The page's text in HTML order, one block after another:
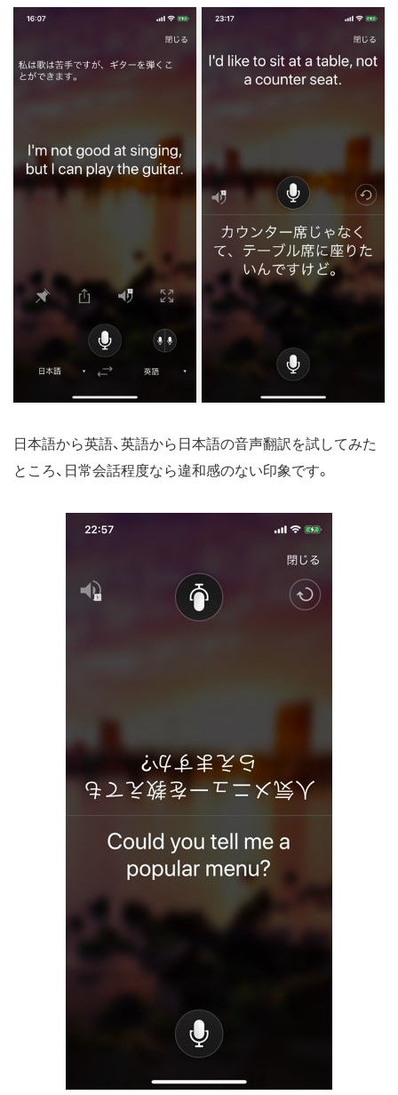
日本語から英語、英語から日本語の音声翻訳を試してみた
ところ、日常会話程度なら違和感のない印象です。